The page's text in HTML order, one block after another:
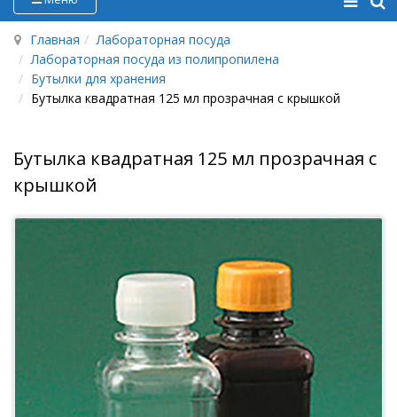
Главная
Лабораторная посуда
Лабораторная посуда из полипропилена
Бутылки для хранения
Бутылка квадратная 125 мл прозрачная с крышкой
Бутылка квадратная 125 мл прозрачная с
крышкой